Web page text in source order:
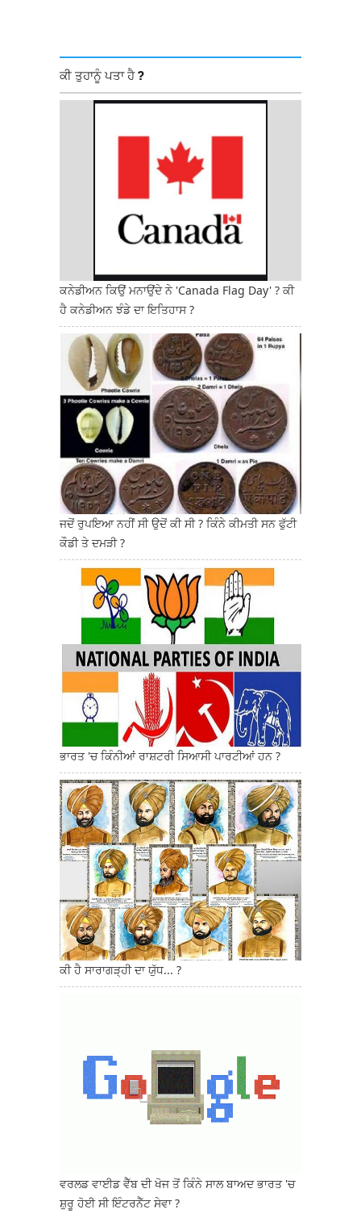
ਕੀ ਤੁਹਾਨੂੰ ਪਤਾ ਹੈ ?
ਕਨੇਡੀਅਨ ਕਿਉਂ ਮਨਾਉਂਦੇ ਨੇ 'Canada Flag Day' ? ਕੀ
ਹੈ ਕਨੇਡੀਅਨ ਝੰਡੇ ਦਾ ਇਤਿਹਾਸ ?
ਜਦੋਂ ਰੁਪਇਆ ਨਹੀਂ ਸੀ ਉਦੋਂ ਕੀ ਸੀ ? ਕਿੰਨੇ ਕੀਮਤੀ ਸਨ ਫੁੱਟੀ
ਕੌਡੀ ਤੇ ਦਮੜੀ ?
ਭਾਰਤ 'ਚ ਕਿੰਨੀਆਂ ਰਾਸ਼ਟਰੀ ਸਿਆਸੀ ਪਾਰਟੀਆਂ ਹਨ ?
ਕੀ ਹੈ ਸਾਰਾਗੜ੍ਹੀ ਦਾ ਯੁੱਧ... ?
ਵਰਲਡ ਵਾਈਡ ਵੈੱਬ ਦੀ ਖੋਜ ਤੋਂ ਕਿੰਨੇ ਸਾਲ ਬਾਅਦ ਭਾਰਤ 'ਚ
ਸ਼ੁਰੂ ਹੋਈ ਸੀ ਇੰਟਰਨੈੱਟ ਸੇਵਾ ?